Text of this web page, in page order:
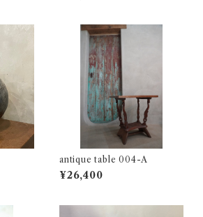
antique table 004-A
¥26,400